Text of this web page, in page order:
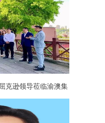
克逊领导莅临渝澳集
党建工作